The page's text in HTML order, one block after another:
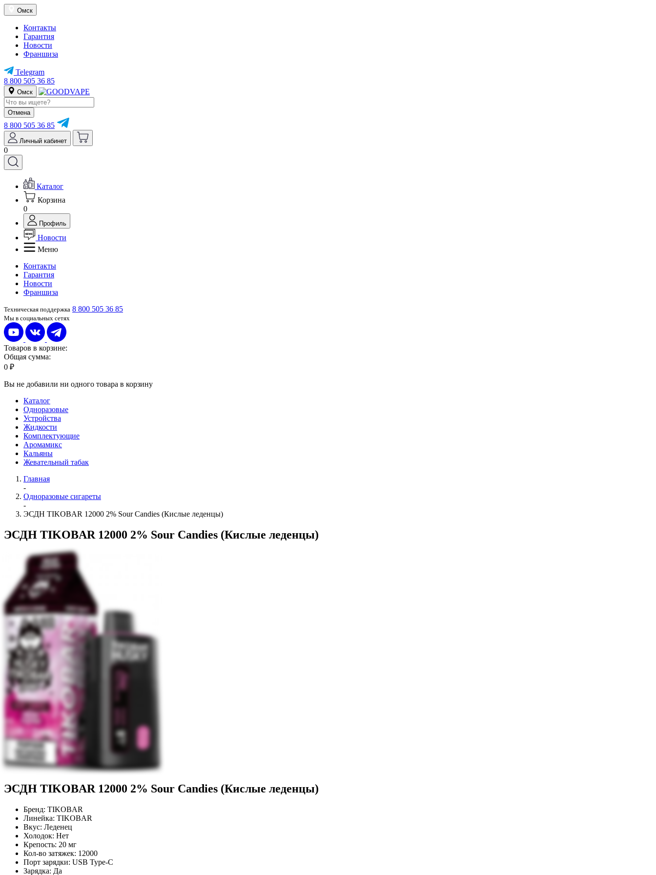
Омск
Контакты
Гарантия
Новости
Франшиза
Telegram
8 800 505 36 85
Омск
Отмена
8 800 505 36 85
Личный кабинет
0
Каталог
Корзина
0
Профиль
Новости
Меню
Контакты
Гарантия
Новости
Франшиза
Техническая поддержка 8 800 505 36 85
Мы в социальных сетях
Товаров в корзине:
Общая сумма:
0 ₽
Вы не добавили ни одного товара в корзину
Каталог
Одноразовые
Устройства
Жидкости
Комплектующие
Аромамикс
Кальяны
Жевательный табак
Главная
-
Одноразовые сигареты
-
ЭСДН TIKOBAR 12000 2% Sour Candies (Кислые леденцы)
ЭСДН TIKOBAR 12000 2% Sour Candies (Кислые леденцы)
ЭСДН TIKOBAR 12000 2% Sour Candies (Кислые леденцы)
Бренд: TIKOBAR
Линейка: TIKOBAR
Вкус: Леденец
Холодок: Нет
Крепость: 20 мг
Кол-во затяжек: 12000
Порт зарядки: USB Type-C
Зарядка: Да